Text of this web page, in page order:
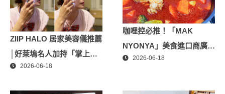
ZIIP HALO 居家美容儀推薦
│好萊塢名人加持「掌上
型」智能美膚管家，奈米微
2026-06-18
咖哩控必推！「MAK
NYONYA」美食進口商廣紘
國際進口！讓人直接變成咖
2026-06-18